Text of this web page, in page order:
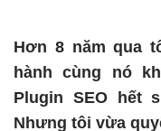
Hơn 8 năm qua
hành cùng nó
Plugin SEO hết
Nhưng tôi vừa